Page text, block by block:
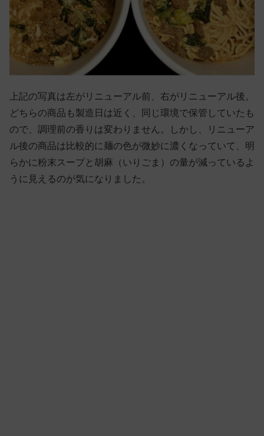
上記の写真は左がリニューアル前、右がリニューアル後。
どちらの商品も製造日は近く、同じ環境で保管していたも
ので、調理前の香りは変わりません。しかし、リニューア
ル後の商品は比較的に麺の色が微妙に濃くなっていて、明
らかに粉末スープと胡麻（いりごま）の量が減っているよ
うに見えるのが気になりました。